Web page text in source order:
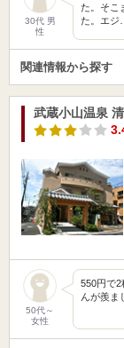
30代 男
性
た。そこ
た。エジ…
関連情報から探す
武蔵小山温泉
50代～
女性
550円で2
んが羨ま